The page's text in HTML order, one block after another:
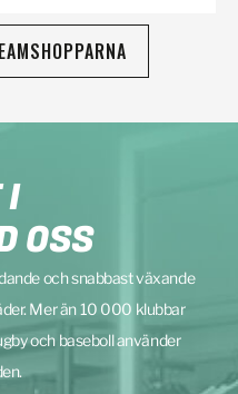
I
OSS
och snabbast växande
Mer än 10 000 klubbar
och baseboll använder